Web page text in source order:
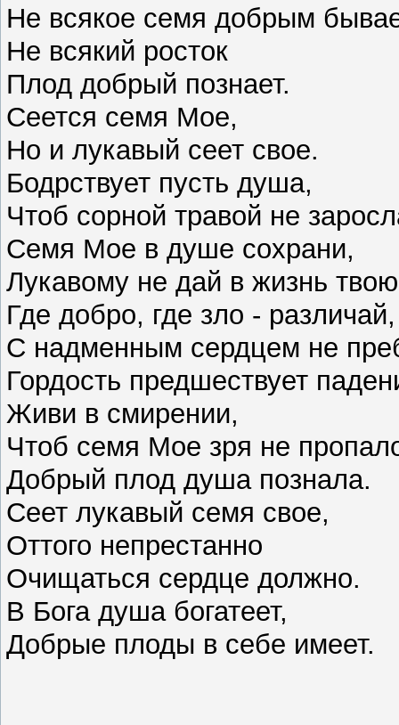
Не всякое семя добрым
Не всякий росток
Плод добрый познает.
Сеется семя Мое,
Но и лукавый сеет свое.
Бодрствует пусть душа,
Чтоб сорной травой не
Семя Мое в душе сохрани,
Лукавому не дай в жизнь
Где добро, где зло - различай,
С надменным сердцем не
Гордость предшествует
Живи в смирении,
Чтоб семя Мое зря не
Добрый плод душа познала.
Сеет лукавый семя свое,
Оттого непрестанно
Очищаться сердце должно.
В Бога душа богатеет,
Добрые плоды в себе имеет.